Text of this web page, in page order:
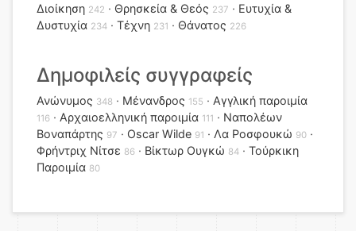
Διοίκηση 242 Θρησκεία & Θεός 237
Ευτυχία &
Δυστυχία 234 Τέχνη 231 Θάνατος 226
Δημοφιλείς συγγραφείς
Ανώνυμος 348 Μένανδρος 155 Αγγλική παροιμία
116 Αρχαιοελληνική παροιμία 111
Ναπολέων
Βοναπάρτης 97 Oscar Wilde 91 Λα Ροσφουκώ 90
Φρήντριχ Νίτσε 86 Βίκτωρ Ουγκώ 84
Τούρκικη
Παροιμία 80